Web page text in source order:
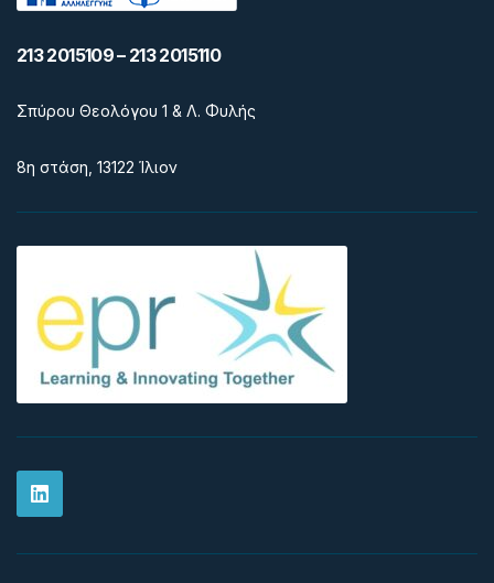
213 2015109 – 213 2015110
Σπύρου Θεολόγου 1 & Λ. Φυλής
8η στάση, 13122 Ίλιον